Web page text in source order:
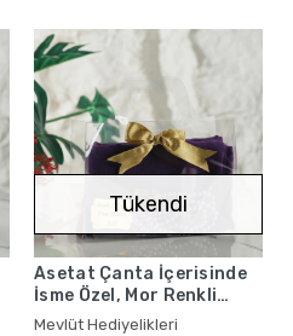
Tükendi
Asetat Çanta İçerisinde
İsme Özel, Mor Renkli
Eşarp, Tesbih Seti
Mevlüt Hediyelikleri